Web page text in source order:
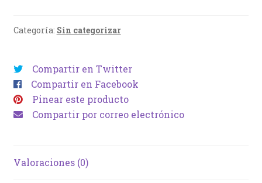
Categoría: Sin categorizar
Compartir en Twitter
Compartir en Facebook
Pinear este producto
Compartir por correo electrónico
Valoraciones (0)